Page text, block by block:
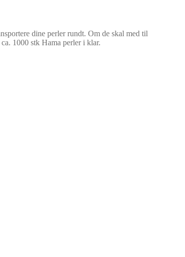
dine perler rundt. Om de skal med til
1000 stk Hama perler i klar.